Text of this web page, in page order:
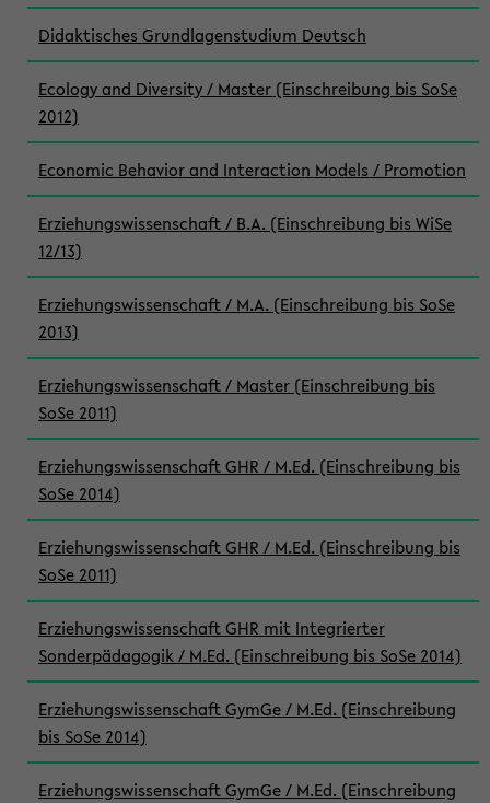
Didaktisches Grundlagenstudium Deutsch
Ecology and Diversity / Master (Einschreibung bis SoSe
2012)
Economic Behavior and Interaction Models / Promotion
Erziehungswissenschaft / B.A. (Einschreibung bis WiSe
12/13)
Erziehungswissenschaft / M.A. (Einschreibung bis SoSe
2013)
Erziehungswissenschaft / Master (Einschreibung bis
SoSe 2011)
Erziehungswissenschaft GHR / M.Ed. (Einschreibung bis
SoSe 2014)
Erziehungswissenschaft GHR / M.Ed. (Einschreibung bis
SoSe 2011)
Erziehungswissenschaft GHR mit Integrierter
Sonderpädagogik / M.Ed. (Einschreibung bis SoSe 2014)
Erziehungswissenschaft GymGe / M.Ed. (Einschreibung
bis SoSe 2014)
Erziehungswissenschaft GymGe / M.Ed. (Einschreibung